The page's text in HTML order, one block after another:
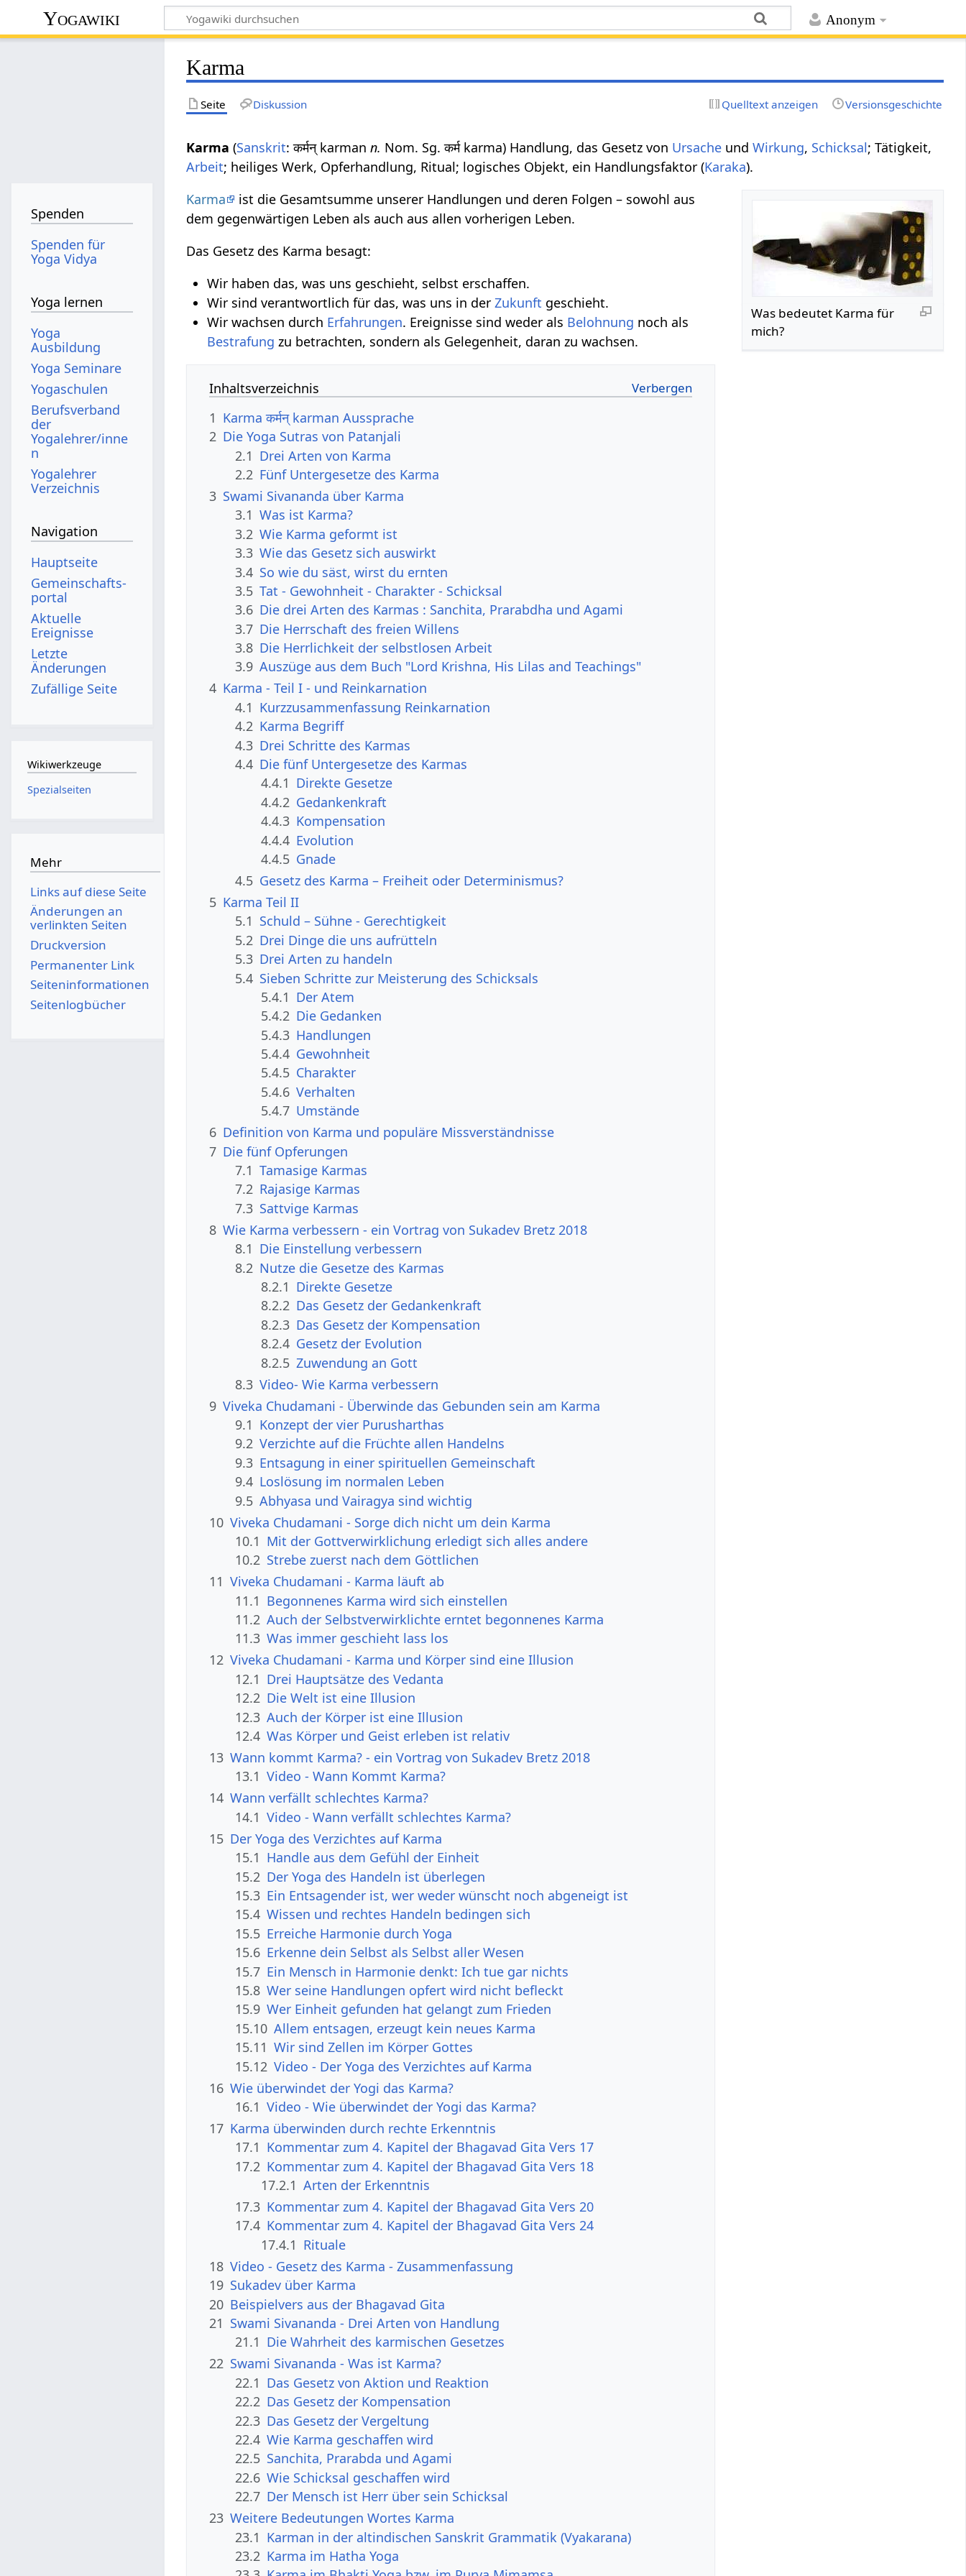
Anonym
Yogawiki
Karma
Seite Diskussion Quelltext anzeigen Versionsgeschichte
Karma (Sanskrit: कर्मन् karmann. Nom. Sg. कर्म karma) Handlung, das Gesetz von Ursache undWirkung, Schicksal; Tätigkeit,
Arbeit; heiliges Werk, Opferhandlung, Ritual; logisches Objekt, ein Handlungsfaktor (Karaka).
Was bedeutet Karma für
mich?
Karma
ist die Gesamtsumme unserer Handlungen und deren Folgen – sowohl aus
dem gegenwärtigen Leben als auch aus allen vorherigen Leben.
Das Gesetz des Karma besagt:
Wir haben das, was uns geschieht, selbst erschaffen.
Wir sind verantwortlich für das, was uns in derZukunft geschieht.
Wir wachsen durch Erfahrungen. Ereignisse sind weder als Belohnung noch als
Bestrafung zu betrachten, sondern als Gelegenheit, daran zu wachsen.
Inhaltsverzeichnis
1 Karma कर्मन् karman Aussprache
2 Die Yoga Sutras von Patanjali
2.1 Drei Arten von Karma
2.2 Fünf Untergesetze des Karma
3 Swami Sivananda über Karma
3.1 Was ist Karma?
3.2 Wie Karma geformt ist
3.3 Wie das Gesetz sich auswirkt
3.4 So wie du säst, wirst du ernten
3.5 Tat - Gewohnheit - Charakter - Schicksal
3.6 Die drei Arten des Karmas : Sanchita, Prarabdha und Agami
3.7 Die Herrschaft des freien Willens
3.8 Die Herrlichkeit der selbstlosen Arbeit
3.9 Auszüge aus dem Buch "Lord Krishna, His Lilas and Teachings"
4 Karma - Teil I - und Reinkarnation
4.1 Kurzzusammenfassung Reinkarnation
4.2 Karma Begriff
4.3 Drei Schritte des Karmas
4.4 Die fünf Untergesetze des Karmas
4.4.1 Direkte Gesetze
4.4.2 Gedankenkraft
4.4.3 Kompensation
4.4.4 Evolution
4.4.5 Gnade
4.5 Gesetz des Karma – Freiheit oder Determinismus?
5 Karma Teil II
5.1 Schuld – Sühne - Gerechtigkeit
5.2 Drei Dinge die uns aufrütteln
5.3 Drei Arten zu handeln
5.4 Sieben Schritte zur Meisterung des Schicksals
5.4.1 Der Atem
5.4.2 Die Gedanken
5.4.3 Handlungen
5.4.4 Gewohnheit
5.4.5 Charakter
5.4.6 Verhalten
5.4.7 Umstände
6 Definition von Karma und populäre Missverständnisse
7 Die fünf Opferungen
7.1 Tamasige Karmas
7.2 Rajasige Karmas
7.3 Sattvige Karmas
8 Wie Karma verbessern - ein Vortrag von Sukadev Bretz 2018
8.1 Die Einstellung verbessern
8.2 Nutze die Gesetze des Karmas
8.2.1 Direkte Gesetze
8.2.2 Das Gesetz der Gedankenkraft
8.2.3 Das Gesetz der Kompensation
8.2.4 Gesetz der Evolution
8.2.5 Zuwendung an Gott
8.3 Video- Wie Karma verbessern
9 Viveka Chudamani - Überwinde das Gebunden sein am Karma
9.1 Konzept der vier Purusharthas
9.2 Verzichte auf die Früchte allen Handelns
9.3 Entsagung in einer spirituellen Gemeinschaft
9.4 Loslösung im normalen Leben
9.5 Abhyasa und Vairagya sind wichtig
10 Viveka Chudamani - Sorge dich nicht um dein Karma
10.1 Mit der Gottverwirklichung erledigt sich alles andere
10.2 Strebe zuerst nach dem Göttlichen
11 Viveka Chudamani - Karma läuft ab
11.1 Begonnenes Karma wird sich einstellen
11.2 Auch der Selbstverwirklichte erntet begonnenes Karma
11.3 Was immer geschieht lass los
12 Viveka Chudamani - Karma und Körper sind eine Illusion
12.1 Drei Hauptsätze des Vedanta
12.2 Die Welt ist eine Illusion
12.3 Auch der Körper ist eine Illusion
12.4 Was Körper und Geist erleben ist relativ
13 Wann kommt Karma? - ein Vortrag von Sukadev Bretz 2018
13.1 Video - Wann Kommt Karma?
14 Wann verfällt schlechtes Karma?
14.1 Video - Wann verfällt schlechtes Karma?
15 Der Yoga des Verzichtes auf Karma
15.1 Handle aus dem Gefühl der Einheit
15.2 Der Yoga des Handeln ist überlegen
15.3 Ein Entsagender ist, wer weder wünscht noch abgeneigt ist
15.4 Wissen und rechtes Handeln bedingen sich
15.5 Erreiche Harmonie durch Yoga
15.6 Erkenne dein Selbst als Selbst aller Wesen
15.7 Ein Mensch in Harmonie denkt: Ich tue gar nichts
15.8 Wer seine Handlungen opfert wird nicht befleckt
15.9 Wer Einheit gefunden hat gelangt zum Frieden
15.10 Allem entsagen, erzeugt kein neues Karma
15.11 Wir sind Zellen im Körper Gottes
15.12 Video - Der Yoga des Verzichtes auf Karma
16 Wie überwindet der Yogi das Karma?
16.1 Video - Wie überwindet der Yogi das Karma?
17 Karma überwinden durch rechte Erkenntnis
17.1 Kommentar zum 4. Kapitel der Bhagavad Gita Vers 17
17.2 Kommentar zum 4. Kapitel der Bhagavad Gita Vers 18
17.2.1 Arten der Erkenntnis
17.3 Kommentar zum 4. Kapitel der Bhagavad Gita Vers 20
17.4 Kommentar zum 4. Kapitel der Bhagavad Gita Vers 24
17.4.1 Rituale
18 Video - Gesetz des Karma - Zusammenfassung
19 Sukadev über Karma
20 Beispielvers aus der Bhagavad Gita
21 Swami Sivananda - Drei Arten von Handlung
21.1 Die Wahrheit des karmischen Gesetzes
22 Swami Sivananda - Was ist Karma?
22.1 Das Gesetz von Aktion und Reaktion
22.2 Das Gesetz der Kompensation
22.3 Das Gesetz der Vergeltung
22.4 Wie Karma geschaffen wird
22.5 Sanchita, Prarabda und Agami
22.6 Wie Schicksal geschaffen wird
22.7 Der Mensch ist Herr über sein Schicksal
23 Weitere Bedeutungen Wortes Karma
23.1 Karman in der altindischen Sanskrit Grammatik (Vyakarana)
23.2 Karma im Hatha Yoga
Spenden
Spenden für
Yoga Vidya
Yoga lernen
Yoga
Ausbildung
Yoga Seminare
Yogaschulen
Berufsverband
der
Yogalehrer/inne
n
Yogalehrer
Verzeichnis
Navigation
Hauptseite
Gemeinschafts­
portal
Aktuelle
Ereignisse
Letzte
Änderungen
Zufällige Seite
Wikiwerkzeuge
Spezialseiten
Mehr
Links auf diese Seite
Änderungen an
verlinkten Seiten
Druckversion
Permanenter Link
Seiten­­informationen
Seitenlogbücher